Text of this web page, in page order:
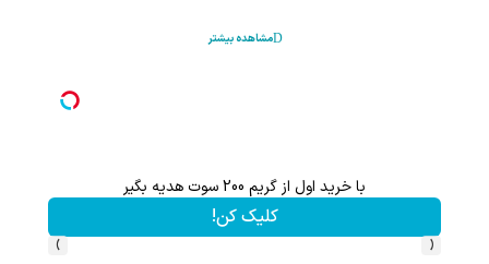
مشاهده بیشتر
با خرید اول از گریم 200 سوت هدیه بگیر
کلیک کن!
‹
›